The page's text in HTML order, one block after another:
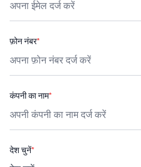
फ़ोन नंबर*
कंपनी का नाम*
देश चुनें*